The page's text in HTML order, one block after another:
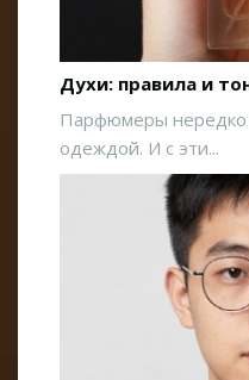
Духи: правила и
Парфюмеры нередко
одеждой. И с эти...